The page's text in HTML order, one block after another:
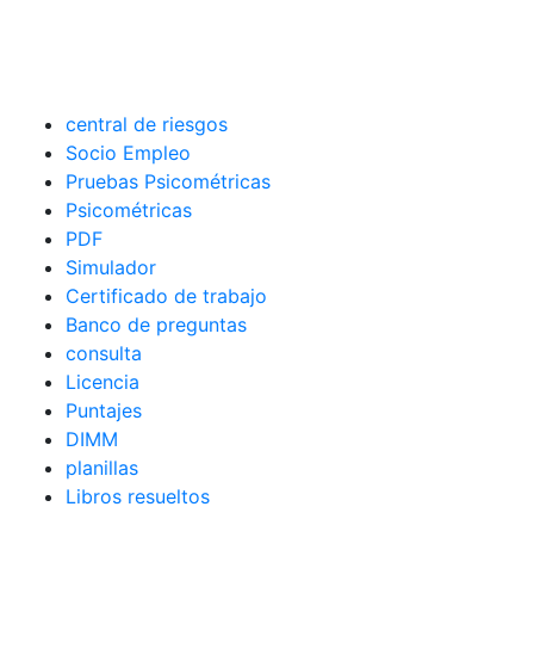
central de riesgos
Socio Empleo
Pruebas Psicométricas
Psicométricas
PDF
Simulador
Certificado de trabajo
Banco de preguntas
consulta
Licencia
Puntajes
DIMM
planillas
Libros resueltos